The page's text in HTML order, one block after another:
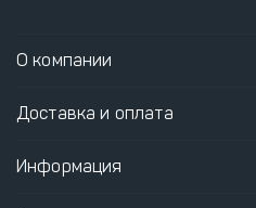
О компании
Доставка и оплата
Информация